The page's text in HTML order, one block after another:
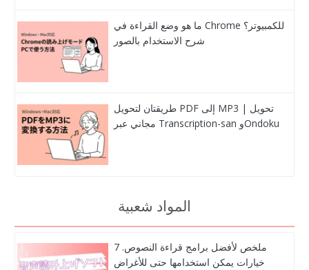
ما هو وضع القراءة في Chrome للكمبيوتر؟
شرح الاستخدام بالصور
طريقتان لتحويل PDF إلى MP3 | تحويل
مجاني عبر Transcription-san وOndoku
المواد شعبية
ملخص لأفضل برامج قراءة النصوص. 7
خيارات يمكن استخدامها حتى للأغراض